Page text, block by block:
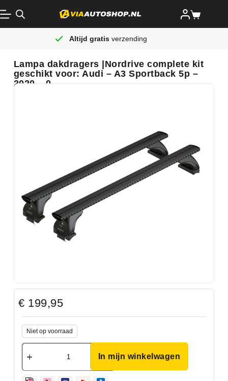
Altijd gratisverzending
Lampa dakdragers |Nordrive complete kit
geschikt voor: Audi – A3 Sportback 5p –
2020 – 0
€ 199,95
Niet op voorraad
In mijn winkelwagen